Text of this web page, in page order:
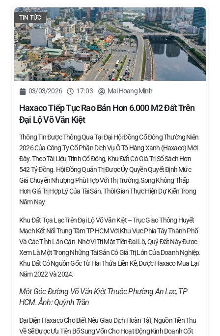
TIN TỨC
03/03/2026 17:03 Mai Hoang Minh
Haxaco Tiếp Tục Rao Bán Hơn 6.000 M2 Đất Trên
Đại Lộ Võ Văn Kiệt
Thông Tin Được Thông Qua Tại Đại Hội Đồng Cổ Đông Thường Niên
2026 Của Công Ty Cổ Phần Dịch Vụ Ô Tô Hàng Xanh (Haxaco) Mới
Đây. Theo Tài Liệu Trình Cổ Đông, Khu Đất Có Giá Trị Sổ Sách Hơn
542 Tỷ Đồng. Hội Đồng Quản Trị Được Ủy Quyền Quyết Định Mức
Giá Chuyển Nhượng Phù Hợp Với Thị Trường, Song Không Thấp
Hơn Giá Trị Hợp Lý Của Tài Sản. Thời Gian Thực Hiện Dự Kiến Trong
Năm Nay.
Khu Đất Tọa Lạc Trên Đại Lộ Võ Văn Kiệt – Trục Giao Thông Huyết
Mạch Kết Nối Trung Tâm TP HCM Với Khu Vực Phía Tây Thành Phố
Và Các Tỉnh Lân Cận. Nhờ Vị Trí Mặt Tiền Đại Lộ, Quỹ Đất Này Được
Xem Là Một Trong Những Tài Sản Có Giá Trị Lớn Của Doanh Nghiệp.
Khu Đất Có Nguồn Gốc Từ Hai Thửa Liền Kề, Được Haxaco Mua Lại
Năm 2022 Và 2024.
Một Góc Đường Võ Văn Kiệt Thuộc Phường An Lạc, TP
HCM. Ảnh:Quỳnh Trần
Đại Diện Haxaco Cho Biết Nếu Giao Dịch Hoàn Tất, Nguồn Tiền Thu
Về Sẽ Được Ưu Tiên Bổ Sung Vốn Cho Hoạt Động Kinh Doanh Cốt